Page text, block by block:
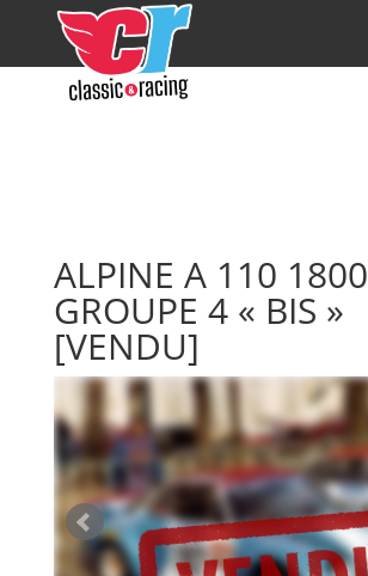
ALPINE A 110 1800
GROUPE 4 « BIS »
[VENDU]